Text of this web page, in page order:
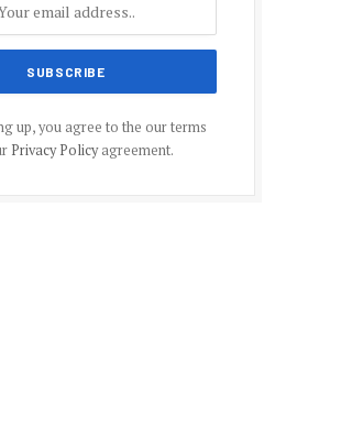
up, you agree to the our terms
Privacy Policyagreement.